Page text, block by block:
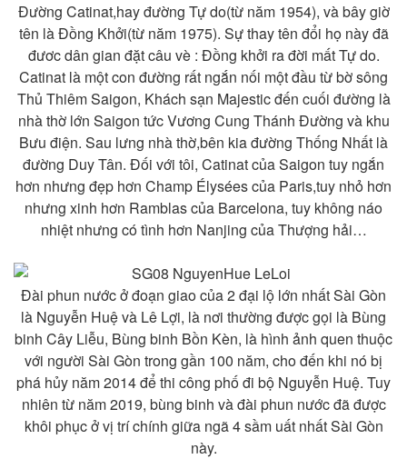
Đường Catinat,hay đường Tự do(từ năm 1954), và bây giờ
tên là Đồng Khởi(từ năm 1975). Sự thay tên đổi họ này đã
đươc dân gian đặt câu vè : Đồng khởi ra đời mất Tự do.
Catinat là một con đường rất ngắn nối một đầu từ bờ sông
Thủ Thiêm Saigon, Khách sạn Majestic đến cuối đường là
nhà thờ lớn Saigon tức Vương Cung Thánh Đường và khu
Bưu điện. Sau lưng nhà thờ,bên kia đường Thống Nhất là
đường Duy Tân. Đối với tôi, Catinat của Saigon tuy ngắn
hơn nhưng đẹp hơn Champ Élysées của Paris,tuy nhỏ hơn
nhưng xinh hơn Ramblas của Barcelona, tuy không náo
nhiệt nhưng có tình hơn Nanjing của Thượng hải…
Đài phun nước ở đoạn giao của 2 đại lộ lớn nhất Sài Gòn
là Nguyễn Huệ và Lê Lợi, là nơi thường được gọi là Bùng
binh Cây Liễu, Bùng binh Bồn Kèn, là hình ảnh quen thuộc
với người Sài Gòn trong gần 100 năm, cho đến khi nó bị
phá hủy năm 2014 để thi công phố đi bộ Nguyễn Huệ. Tuy
nhiên từ năm 2019, bùng binh và đài phun nước đã được
khôi phục ở vị trí chính giữa ngã 4 sầm uất nhất Sài Gòn
này.